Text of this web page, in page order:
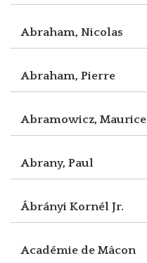
Abraham, Nicolas
Abraham, Pierre
Abramowicz, Maurice
Abrany, Paul
Ábrányi Kornél Jr.
Académie de Mâcon